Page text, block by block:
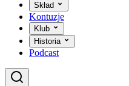
Skład
Kontuzje
Klub
Historia
Podcast